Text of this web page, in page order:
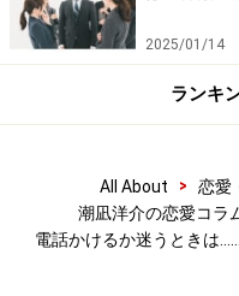
2025/01/14
ランキ
All About > 恋愛
潮凪洋介の恋愛コラ
電話かけるか迷うときは